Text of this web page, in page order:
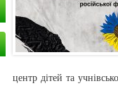
центр дітей та